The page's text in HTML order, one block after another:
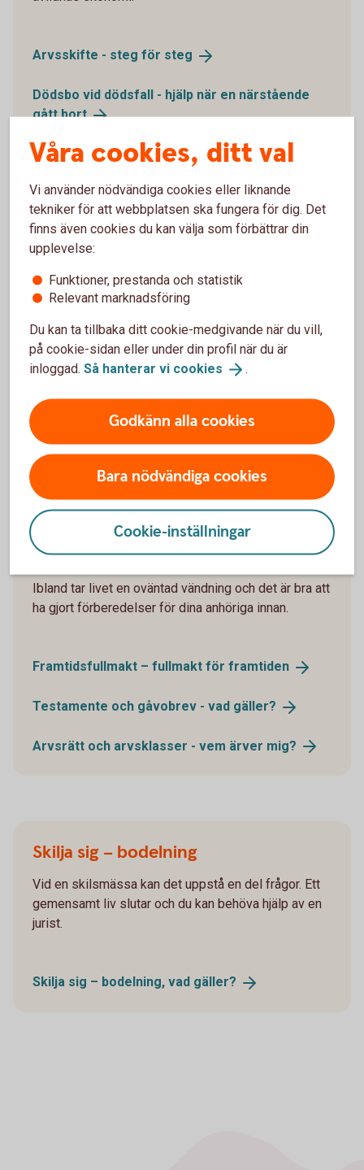
Arvsskifte - steg för steg
Dödsbo vid dödsfall - hjälp när en närstående
gåttbort
Flytta ihop och gifta sig
Det är mycket att tänka på när man blir sambo eller
gifter sig. Ibland händer det oförutsedda. Se till att
få en bra start och skapa en trygg framtid
Bli sambo – tips när du flyttarihop
Bröllopsplaner? Så fixar ni
Samboavtal ochäktenskapsförord
Planera framtiden
Ibland tar livet en oväntad vändning och det är bra att
ha gjort förberedelser för dina anhöriga innan.
Framtidsfullmakt – fullmakt för framtiden
Testamente och gåvobrev - vad gäller?
Arvsrätt och arvsklasser - vem ärver mig?
Skilja sig – bodelning
Vid en skilsmässa kan det uppstå en del frågor. Ett
gemensamt liv slutar och du kan behöva hjälp av en
jurist.
Skilja sig – bodelning, vad gäller?
Våra cookies, ditt val
Vi använder nödvändiga cookies eller liknande
tekniker för att webbplatsen ska fungera för dig. Det
finns även cookies du kan välja som förbättrar din
upplevelse:
Funktioner, prestanda och statistik
Relevant marknadsföring
Du kan ta tillbaka ditt cookie-medgivande när du vill,
på cookie-sidan eller under din profil när du är
inloggad. Så hanterar vi cookies .
Godkänn alla cookies
Bara nödvändiga cookies
Cookie-inställningar